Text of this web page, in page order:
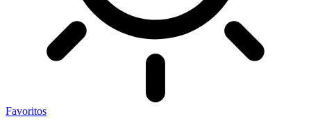
Favoritos